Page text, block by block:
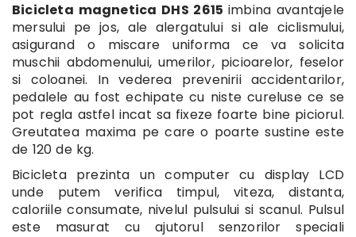
Bicicleta magnetica DHS 2615imbina avantajele
mersului pe jos, ale alergatului si ale ciclismului,
asigurand o miscare uniforma ce va solicita
muschii abdomenului, umerilor, picioarelor, feselor
si coloanei. In vederea prevenirii accidentarilor,
pedalele au fost echipate cu niste cureluse ce se
pot regla astfel incat sa fixeze foarte bine piciorul.
Greutatea maxima pe care o poarte sustine este
de 120 de kg.
Bicicleta prezinta un computer cu display LCD
unde putem verifica timpul, viteza, distanta,
caloriile consumate, nivelul pulsului si scanul. Pulsul
este masurat cu ajutorul senzorilor speciali